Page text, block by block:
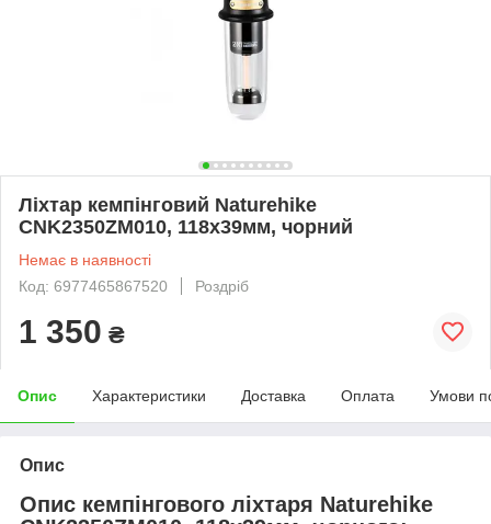
Ліхтар кемпінговий Naturehike
CNK2350ZM010, 118х39мм, чорний
Немає в наявності
Код: 6977465867520
Роздріб
1 350 ₴
Опис Характеристики Доставка Оплата Умови
Опис
Опис кемпінгового ліхтаря Naturehike